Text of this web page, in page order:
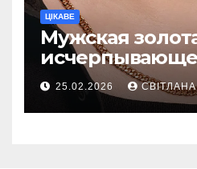
ЦІКАВЕ
Мужская
руководство
статусного
25.02.2026